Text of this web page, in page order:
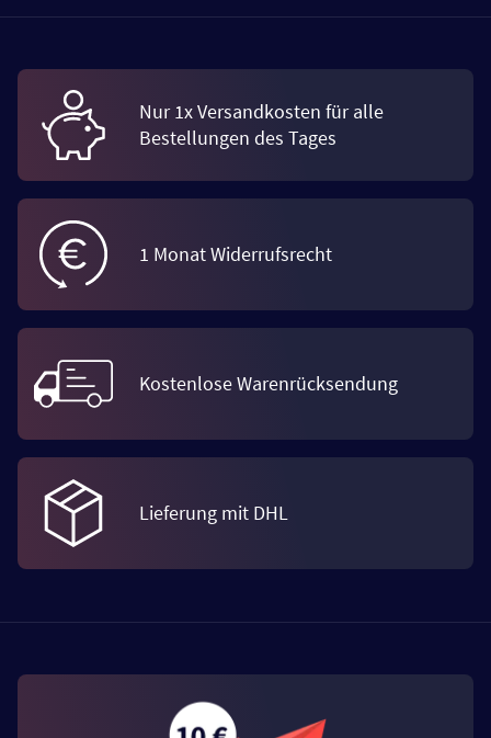
Nur 1x Versandkosten für alle
Bestellungen des Tages
1 Monat Widerrufsrecht
Kostenlose Warenrücksendung
Lieferung mit DHL